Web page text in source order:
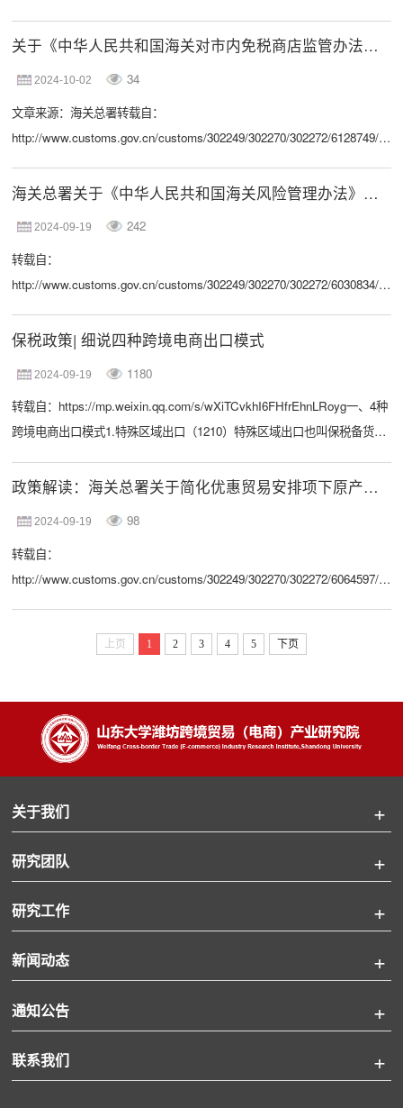
税司印发《内河运输及其相关费用不计入进口货物完税价格估价指引》
口货物完税价格，在全国范围内推广内河运费扣减举措。为帮助广大企业
更好了解、享受海关惠企举措，特制作本期小贴士...
关于《中华人民共和国海关对市内免税商店监管办法》的政策解读
2024-10-02
34
文章来源：海关总署转载自：
http://www.customs.gov.cn/customs/302249/302270/302272/6128749/
完善市内免税店政策的通知》，为切实规范市内免税店经营管理工作，促
店管理暂行办法》《中华人民共和国海关对免税商店及免税品监管办法》
等相关法律法规的规定，制定《中华人民共...
海关总署关于《中华人民共和国海关风险管理办法》的解读
2024-09-19
242
转载自：
http://www.customs.gov.cn/customs/302249/302270/302272/6030834/
（海关总署令第271号，以下简称《管理办法》），自2024年12月1日起施
情况和重点内容，现就有关问题解读如下：一、制订背景及目的一是落实
总体国家安全观，促进对外贸易便利化的重要举措。按照党的二十大...
保税政策| 细说四种跨境电商出口模式
2024-09-19
1180
转载自：https://mp.weixin.qq.com/s/wXiTCvkhI6FHfrEhnLRoyg一、4种
跨境电商出口模式1.特殊区域出口（1210）特殊区域出口也叫保税备货出
退税政策（保税区除外），提高了企业资金利用率，降低了物流成本。近
业将交易、收款、物流等电子信息实时上传到海关，海关审核该包裹的
《申报清单》，...
政策解读：海关总署关于简化优惠贸易安排项下原产货物进口享惠单证提交要求的公告
2024-09-19
98
转载自：
http://www.customs.gov.cn/customs/302249/302270/302272/6064597/
于简化优惠贸易安排项下原产货物进口享惠单证提交要求的公告》（海关
化水平。一、《公告》背景自《海关总署关于优惠贸易协定项下符合“...
上页 1 2 3 4 5 下页
关于我们
研究团队
研究工作
新闻动态
通知公告
联系我们